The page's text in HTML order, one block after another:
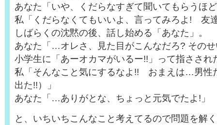
あなた「いや、くだらなすぎて聞いてもらうほ
私「くだらなくてもいいよ、言ってみろよ! 友
しばらくの沈黙の後、話し始める「あなた」。
あなた「…オレさ、見た目がこんなだろ? その
小学生に「あーオカマがいるー!!」って指ささ
私「そんなこと気にするなよ!! おまえは…男性
出た!!）」
あなた「…ありがとな、ちょっと元気でたよ!」
と、いちいちこんなこと考えてるので問題を解